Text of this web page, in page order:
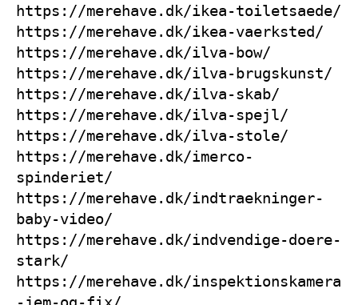
https://merehave.dk/ikea-toiletsaede/
https://merehave.dk/ikea-vaerksted/
https://merehave.dk/ilva-bow/
https://merehave.dk/ilva-brugskunst/
https://merehave.dk/ilva-skab/
https://merehave.dk/ilva-spejl/
https://merehave.dk/ilva-stole/
https://merehave.dk/imerco-
spinderiet/
https://merehave.dk/indtraekninger-
baby-video/
https://merehave.dk/indvendige-doere-
stark/
https://merehave.dk/inspektionskamera